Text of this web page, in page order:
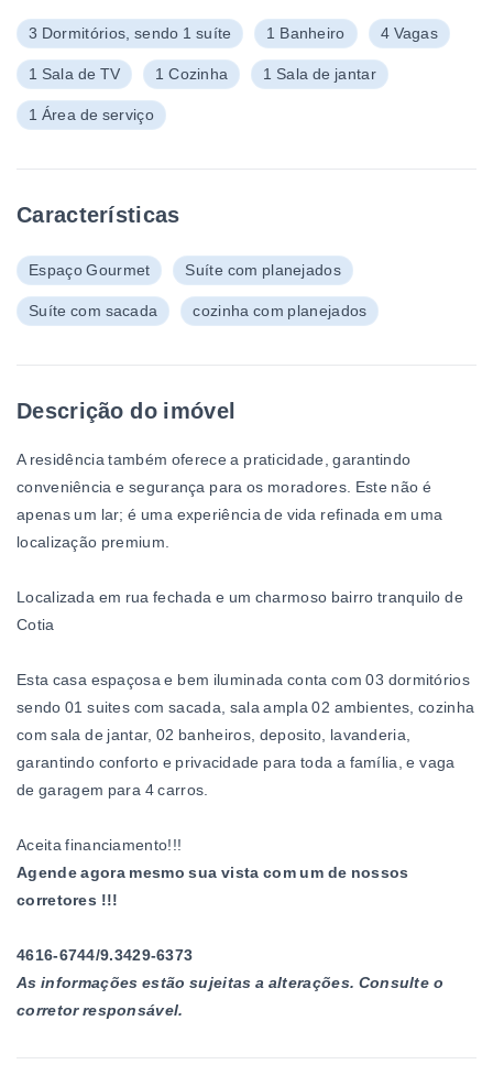
3 Dormitórios, sendo 1 suíte 1 Banheiro 4 Vagas
1 Sala de TV 1 Cozinha 1 Sala de jantar
1 Área de serviço
Características
Espaço Gourmet Suíte com planejados
Suíte com sacada cozinha com planejados
Descrição do imóvel
A residência também oferece a praticidade, garantindo
conveniência e segurança para os moradores. Este não é
apenas um lar; é uma experiência de vida refinada em uma
localização premium.
Localizada em rua fechada e um charmoso bairro tranquilo de
Cotia
Esta casa espaçosa e bem iluminada conta com 03 dormitórios
sendo 01 suites com sacada, sala ampla 02 ambientes, cozinha
com sala de jantar, 02 banheiros, deposito, lavanderia,
garantindo conforto e privacidade para toda a família, e vaga
de garagem para 4 carros.
Aceita financiamento!!!
Agende agora mesmo sua vista com um de nossos
corretores !!!
4616-6744/9.3429-6373
As informações estão sujeitas a alterações. Consulte o
corretor responsável.